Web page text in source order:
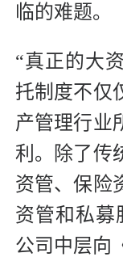
临的难题。
“真正的大
托制度不仅
产管理行业
利。除了传
资管、保险
资管和私募
公司中层向